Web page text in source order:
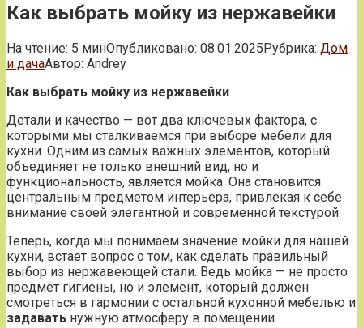
Как выбрать мойку из нержавейки
На чтение: 5 минОпубликовано: 08.01.2025Рубрика: Дом
и дачаАвтор: Andrey
Как выбрать мойку из нержавейки
Детали и качество — вот два ключевых фактора, с
которыми мы сталкиваемся при выборе мебели для
кухни. Одним из самых важных элементов, который
объединяет не только внешний вид, но и
функциональность, является мойка. Она становится
центральным предметом интерьера, привлекая к себе
внимание своей элегантной и современной текстурой.
Теперь, когда мы понимаем значение мойки для нашей
кухни, встает вопрос о том, как сделать правильный
выбор из нержавеющей стали. Ведь мойка — не просто
предмет гигиены, но и элемент, который должен
смотреться в гармонии с остальной кухонной мебелью и
задавать нужную атмосферу в помещении.